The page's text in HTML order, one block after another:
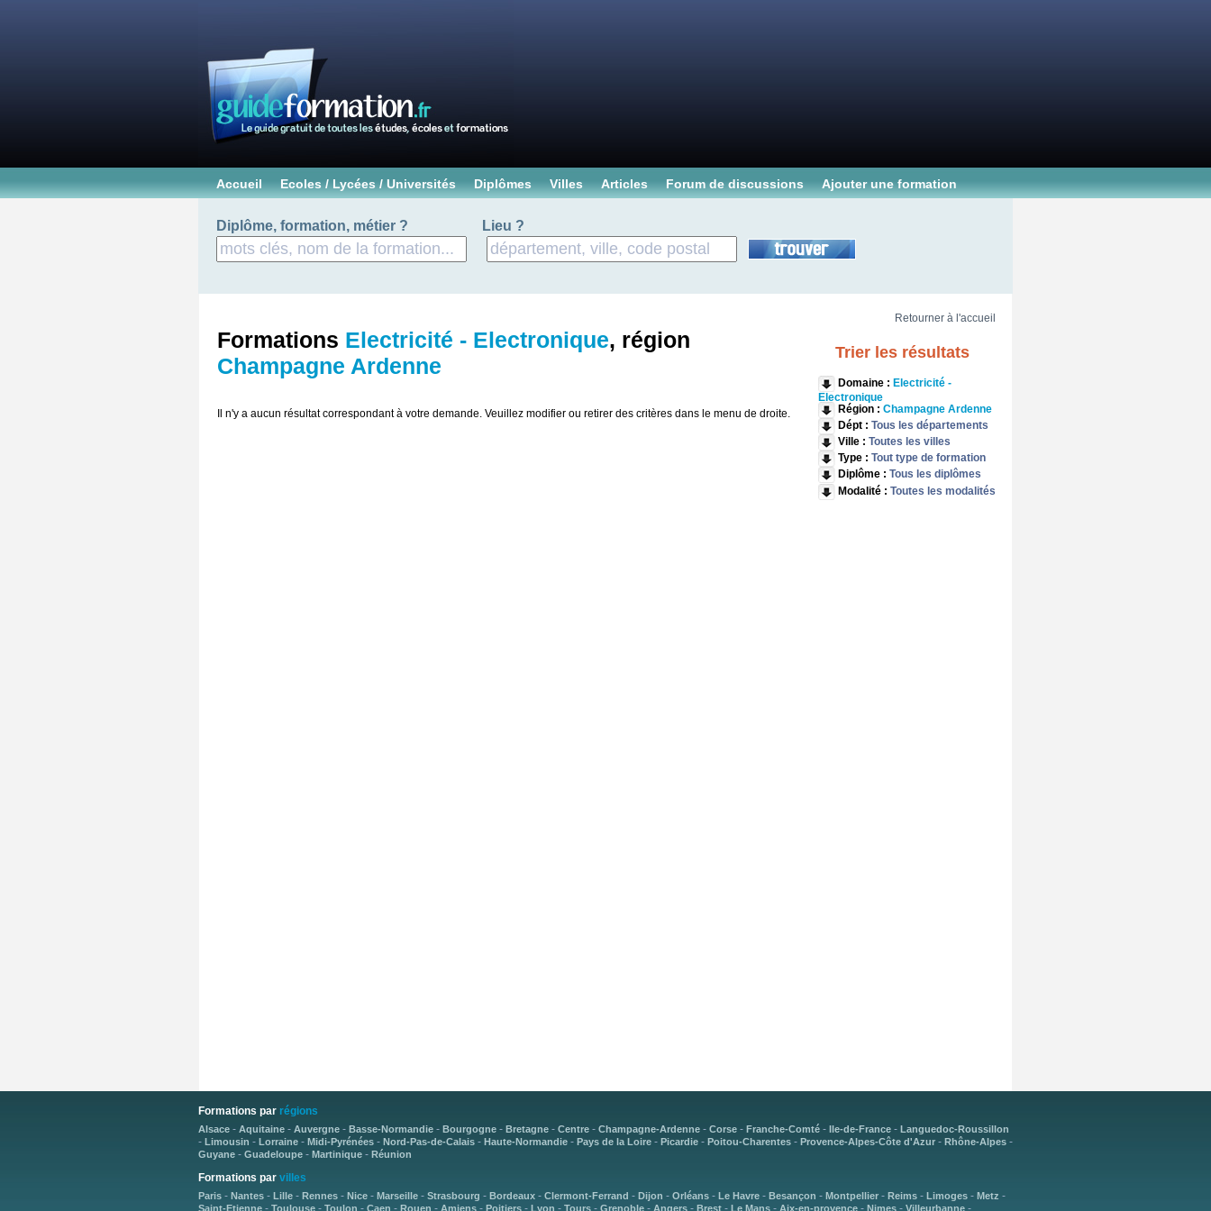
Accueil Ecoles / Lycées / Universités Diplômes Villes Articles Forum de discussions Ajouter une formation
Diplôme, formation, métier ? Lieu ?
Retourner à l'accueil
Formations Electricité - Electronique, région
Champagne Ardenne
Il n'y a aucun résultat correspondant à votre demande. Veuillez modifier ou retirer des critères dans le menu de droite.
Trier les résultats
Domaine : Electricité -
Electronique
Région : Champagne Ardenne
Dépt : Tous les départements
Ville : Toutes les villes
Type : Tout type de formation
Diplôme : Tous les diplômes
Modalité : Toutes les modalités
Formations par régions
Alsace- Aquitaine- Auvergne- Basse-Normandie- Bourgogne- Bretagne- Centre- Champagne-Ardenne- Corse- Franche-Comté- Ile-de-France- Languedoc-Roussillon
- Limousin - Lorraine- Midi-Pyrénées- Nord-Pas-de-Calais- Haute-Normandie- Pays de la Loire- Picardie- Poitou-Charentes- Provence-Alpes-Côte d'Azur- Rhône-Alpes-
Guyane- Guadeloupe- Martinique- Réunion
Formations par villes
Paris- Nantes- Lille- Rennes- Nice- Marseille- Strasbourg - Bordeaux- Clermont-Ferrand - Dijon - Orléans- Le Havre- Besançon - Montpellier- Reims- Limoges- Metz -
Saint-Etienne- Toulouse- Toulon - Caen - Rouen - Amiens- Poitiers- Lyon - Tours- Grenoble- Angers- Brest- Le Mans- Aix-en-provence- Nimes- Villeurbanne-